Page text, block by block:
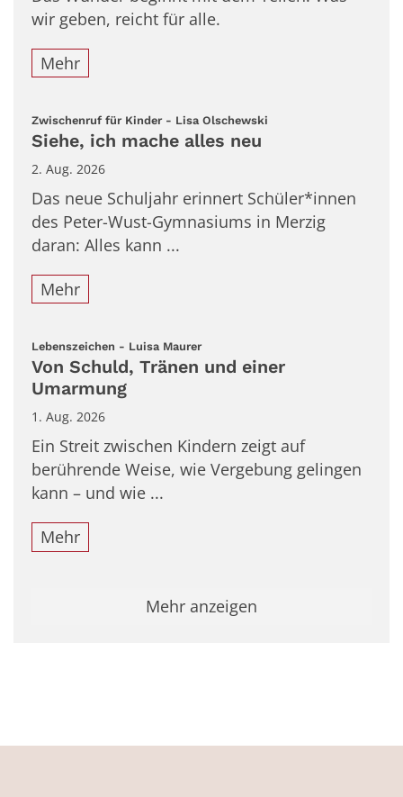
wir geben, reicht für alle.
Mehr
Zwischenruf für Kinder - Lisa Olschewski
Siehe, ich mache alles neu
2. Aug. 2026
Das neue Schuljahr erinnert Schüler*innen
des Peter-Wust-Gymnasiums in Merzig
daran: Alles kann ...
Mehr
Lebenszeichen - Luisa Maurer:
Von Schuld, Tränen und einer
Umarmung
1. Aug. 2026
Ein Streit zwischen Kindern zeigt auf
berührende Weise, wie Vergebung gelingen
kann – und wie ...
Mehr
Mehr anzeigen